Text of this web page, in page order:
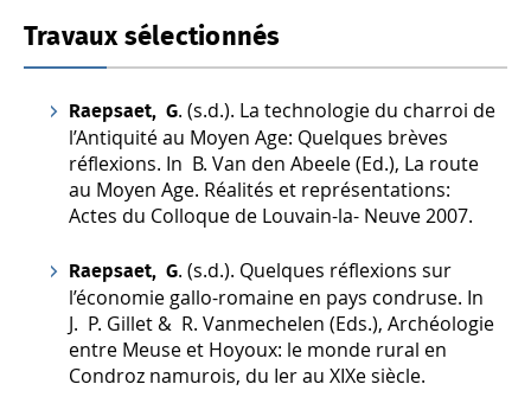
Travaux sélectionnés
Raepsaet, G. (s.d.). La technologie du charroi de
l’Antiquité au Moyen Age: Quelques brèves
réflexions. In B. Van den Abeele (Ed.), La route
au Moyen Age. Réalités et représentations:
Actes du Colloque de Louvain-la- Neuve 2007.
Raepsaet, G. (s.d.). Quelques réflexions sur
l’économie gallo-romaine en pays condruse. In
J. P. Gillet & R. Vanmechelen (Eds.), Archéologie
entre Meuse et Hoyoux: le monde rural en
Condroz namurois, du Ier au XIXe siècle.